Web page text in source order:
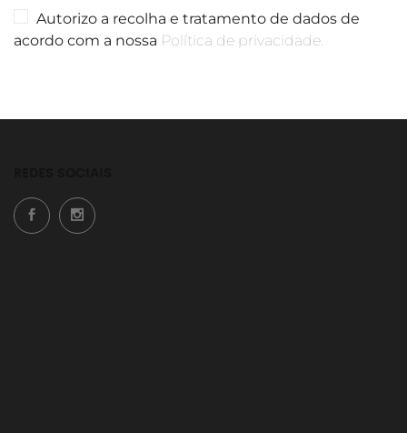
Autorizo a recolha e tratamento de dados de
acordo com a nossa Política de privacidade.